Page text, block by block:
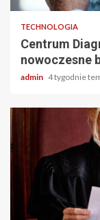
TECHNOLOGIA
Centrum
nowoczesne
admin 4 tygodnie
2 min odczytu